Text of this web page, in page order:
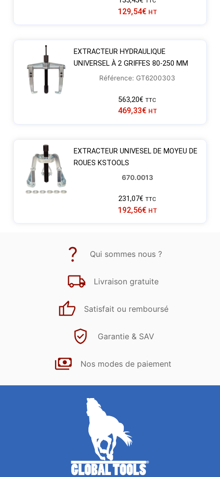
129,54€ HT
EXTRACTEUR HYDRAULIQUE
UNIVERSEL À 2 GRIFFES 80-250 MM
Référence: GT6200303
563,20€ TTC
469,33€ HT
EXTRACTEUR UNIVESEL DE MOYEU DE
ROUES KSTOOLS
670.0013
231,07€ TTC
192,56€ HT
Qui sommes nous ?
Livraison gratuite
Satisfait ou remboursé
Garantie & SAV
Nos modes de paiement